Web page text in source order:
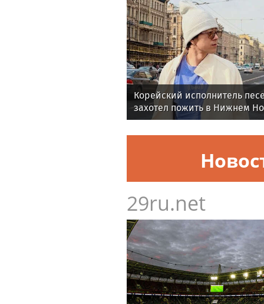
Корейский исполнитель
захотел пожить в Нижнем
29ru.net